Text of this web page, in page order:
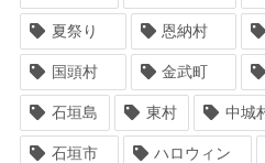
夏祭り 恩納村
国頭村 金武町
石垣島 東村 中城
石垣市 ハロウィン